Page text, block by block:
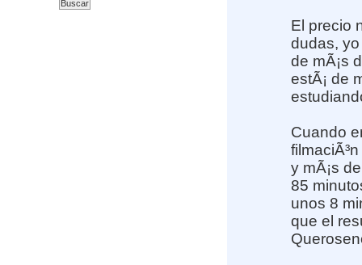
El precio
dudas,
de mÃ¡s
estÃ¡ de
Cuando
y mÃ¡s
85
unos 8
que el